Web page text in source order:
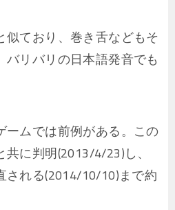
ており、巻き舌などもそ
リバリの日本語発音でも
ムでは前例がある。この
に判明(2013/4/23)し、
される(2014/10/10)まで約